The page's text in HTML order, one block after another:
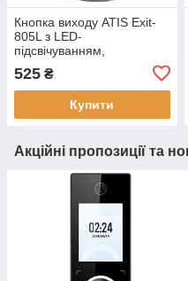
Кнопка виходу ATIS Exit-
805L з LED-
підсвічуванням,
нержавіюча, живлення DC
9-24 В, 83х32х25 мм
525 ₴
Купити
Акційні пропозиції та